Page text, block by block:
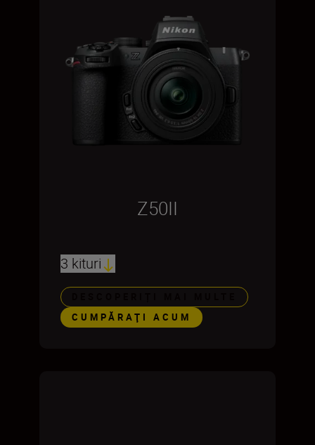
Z50II
3 kituri
CUMPĂRAŢI ACUM